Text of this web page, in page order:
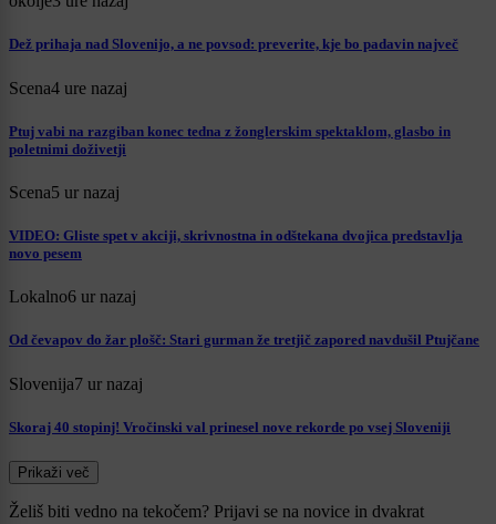
Dež prihaja nad Slovenijo, a ne povsod: preverite, kje bo padavin največ
Scena4 ure nazaj
Ptuj vabi na razgiban konec tedna z žonglerskim spektaklom, glasbo in
poletnimi doživetji
Scena5 ur nazaj
VIDEO: Gliste spet v akciji, skrivnostna in odštekana dvojica predstavlja
novo pesem
Lokalno6 ur nazaj
Od čevapov do žar plošč: Stari gurman že tretjič zapored navdušil Ptujčane
Slovenija7 ur nazaj
Skoraj 40 stopinj! Vročinski val prinesel nove rekorde po vsej Sloveniji
Prikaži več
Želiš biti vedno na tekočem? Prijavi se na novice in dvakrat